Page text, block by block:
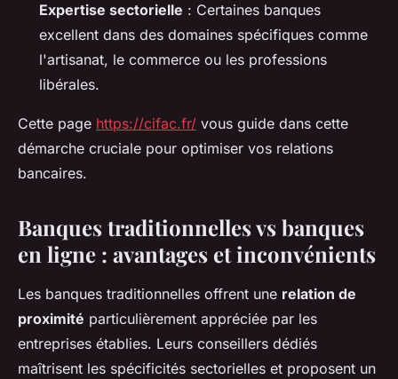
Expertise sectorielle : Certaines banques
excellent dans des domaines spécifiques comme
l'artisanat, le commerce ou les professions
libérales.
Cette page https://cifac.fr/ vous guide dans cette
démarche cruciale pour optimiser vos relations
bancaires.
Banques traditionnelles vs banques
en ligne : avantages et inconvénients
Les banques traditionnelles offrent une relation de
proximité particulièrement appréciée par les
entreprises établies. Leurs conseillers dédiés
maîtrisent les spécificités sectorielles et proposent un